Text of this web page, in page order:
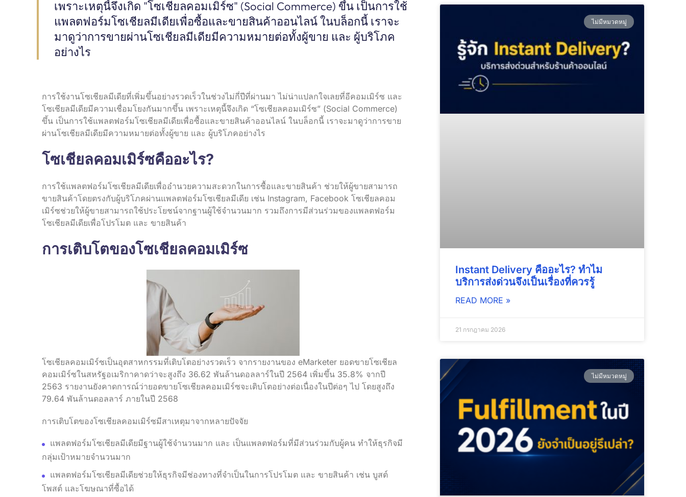
เพราะเหตุนี้จึงเกิด "โซเชียลคอมเมิร์ซ" (Social Commerce) ขึ้น เป็นการใช้
แพลตฟอร์มโซเชียลมีเดียเพื่อซื้อและขายสินค้าออนไลน์ ในบล็อกนี้ เราจะ
มาดูว่าการขายผ่านโซเชียลมีเดียมีความหมายต่อทั้งผู้ขาย และ ผู้บริโภค
อย่างไร
การใช้งานโซเชียลมีเดียที่เพิ่มขึ้นอย่างรวดเร็วในช่วงไม่กี่ปีที่ผ่านมา ไม่น่าแปลกใจเลยที่อีคอมเมิร์ซ และ
โซเชียลมีเดียมีความเชื่อมโยงกันมากขึ้น เพราะเหตุนี้จึงเกิด “โซเชียลคอมเมิร์ซ” (Social Commerce)
ขึ้น เป็นการใช้แพลตฟอร์มโซเชียลมีเดียเพื่อซื้อและขายสินค้าออนไลน์ ในบล็อกนี้ เราจะมาดูว่าการขาย
ผ่านโซเชียลมีเดียมีความหมายต่อทั้งผู้ขาย และ ผู้บริโภคอย่างไร
โซเชียลคอมเมิร์ซคืออะไร?
การใช้แพลตฟอร์มโซเชียลมีเดียเพื่ออำนวยความสะดวกในการซื้อและขายสินค้า ช่วยให้ผู้ขายสามารถ
ขายสินค้าโดยตรงกับผู้บริโภคผ่านแพลตฟอร์มโซเชียลมีเดีย เช่น Instagram, Facebook โซเชียลคอม
เมิร์ซช่วยให้ผู้ขายสามารถใช้ประโยชน์จากฐานผู้ใช้จำนวนมาก รวมถึงการมีส่วนร่วมของแพลตฟอร์ม
โซเชียลมีเดียเพื่อโปรโมต และ ขายสินค้า
การเติบโตของโซเชียลคอมเมิร์ซ
โซเชียลคอมเมิร์ซเป็นอุตสาหกรรมที่เติบโตอย่างรวดเร็ว จากรายงานของ eMarketer ยอดขายโซเชียล
คอมเมิร์ซในสหรัฐอเมริกาคาดว่าจะสูงถึง 36.62 พันล้านดอลลาร์ในปี 2564 เพิ่มขึ้น 35.8% จากปี
2563 รายงานยังคาดการณ์ว่ายอดขายโซเชียลคอมเมิร์ซจะเติบโตอย่างต่อเนื่องในปีต่อๆ ไป โดยสูงถึง
79.64 พันล้านดอลลาร์ ภายในปี 2568
การเติบโตของโซเชียลคอมเมิร์ซมีสาเหตุมาจากหลายปัจจัย
แพลตฟอร์มโซเชียลมีเดียมีฐานผู้ใช้จำนวนมาก และ เป็นแพลตฟอร์มที่มีส่วนร่วมกับผู้คน ทำให้ธุรกิจมี
กลุ่มเป้าหมายจำนวนมาก
แพลตฟอร์มโซเชียลมีเดียช่วยให้ธุรกิจมีช่องทางที่จำเป็นในการโปรโมต และ ขายสินค้า เช่น บูสต์
โพสต์ และโฆษณาที่ซื้อได้
ไม่มีหมวดหมู่
Instant Delivery คืออะไร? ทำไม
บริการส่งด่วนจึงเป็นเรื่องที่ควรรู้
READ MORE »
21 กรกฎาคม 2026
ไม่มีหมวดหมู่